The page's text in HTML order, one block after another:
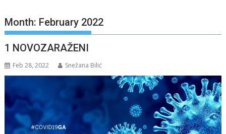
Month: February 2022
1 NOVOZARAŽENI
Feb 28, 2022 Snežana Bilić